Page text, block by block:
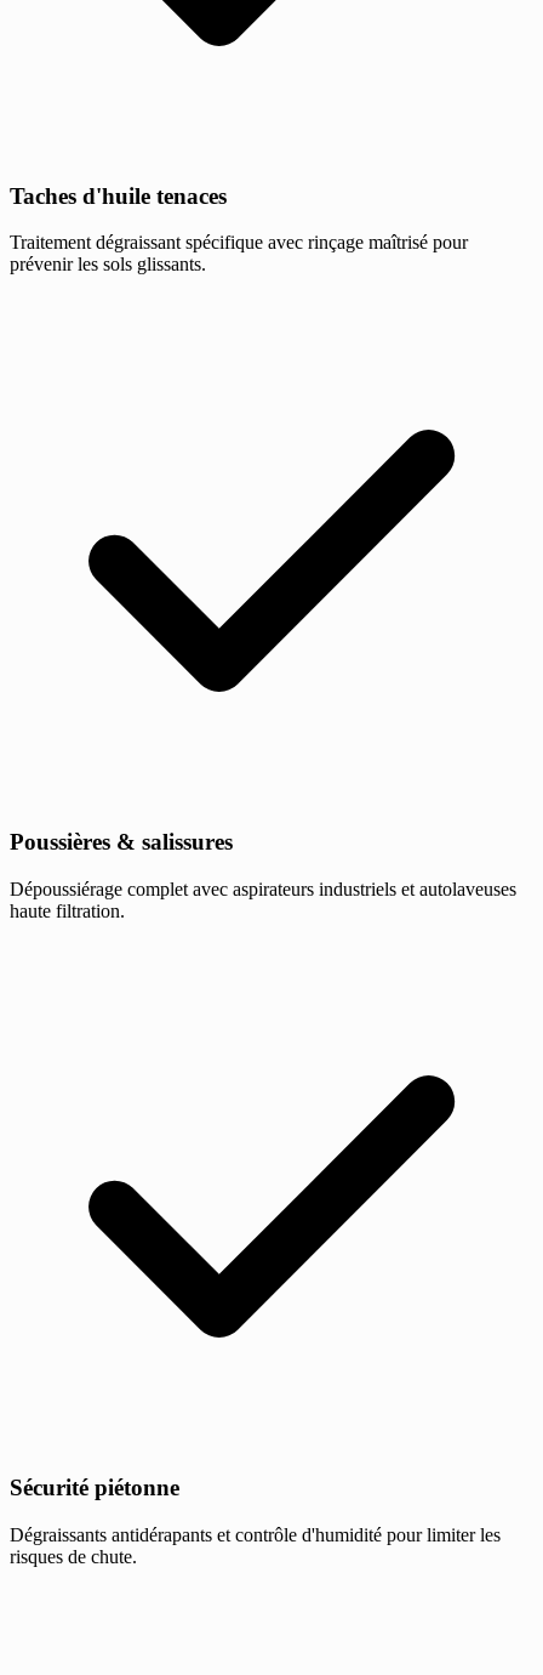
Taches d'huile tenaces
Traitement dégraissant spécifique avec rinçage maîtrisé pour
prévenir les sols glissants.
Poussières & salissures
Dépoussiérage complet avec aspirateurs industriels et autolaveuses
haute filtration.
Sécurité piétonne
Dégraissants antidérapants et contrôle d'humidité pour limiter les
risques de chute.